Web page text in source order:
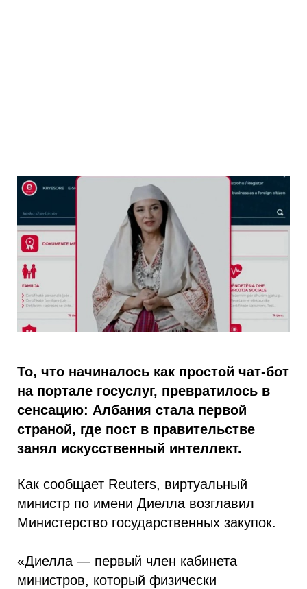
То, что начиналось как простой чат-бот
на портале госуслуг, превратилось в
сенсацию: Албания стала первой
страной, где пост в правительстве
занял искусственный интеллект.
Как сообщает Reuters, виртуальный
министр по имени Диелла возглавил
Министерство государственных закупок.
«Диелла — первый член кабинета
министров, который физически